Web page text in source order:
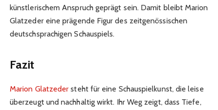
künstlerischem Anspruch geprägt sein. Damit bleibt Marion
Glatzeder eine prägende Figur des zeitgenössischen
deutschsprachigen Schauspiels.
Fazit
Marion Glatzeder steht für eine Schauspielkunst, die leise
überzeugt und nachhaltig wirkt. Ihr Weg zeigt, dass Tiefe,